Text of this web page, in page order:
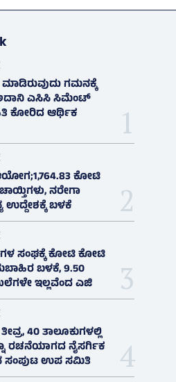
ಗಮನಕ್ಕೆ
ಎಸಿಸಿ ಸಿಮೆಂಟ್
ಕೋರಿದ ಆರ್ಥಿಕ
ಕೋಟಿ
ನರೇಗಾ
ಬಳಕೆ
ಸಂಘಕ್ಕೆ ಕೋಟಿ ಕೋಟಿ
ಬಳಕೆ, 9.50
ಇಲ್ಲವೆಂದ ಎಜಿ
40 ತಾಲೂಕುಗಳಲ್ಲಿ
ರಚನೆಯಾಗದ ನೈಸರ್ಗಿಕ
ಉಪ ಸಮಿತಿ